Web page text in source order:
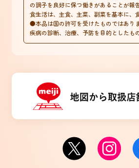
の調子を良好に保つ働きがあることが
食生活は、主食、主菜、副菜を基本に、
●本品は国の許可を受けたものではあり
疾病の診断、治療、予防を目的としたも